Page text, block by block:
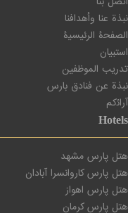
نبذة عنا وأهدافنا
اﻟﺼﻔﺤۀ اﻟﺮﺋﯿﺴﯿۀ
اﺳﺘﺒﯿﺎن
تدریب الموظفین
ﻧﺒﺬة ﻋﻦ ﻓﻨﺎدق ﺑﺎرس
آراﺋکم
Hotels
هتل پارس مشهد
هتل پارس کاروانسرا آبادان
هتل پارس اهواز
هتل پارس کرمان